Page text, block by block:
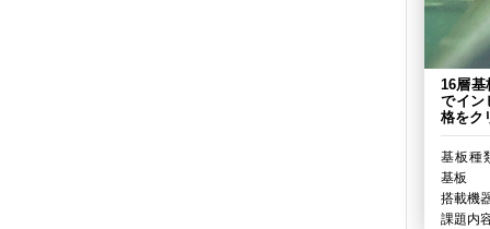
16層基
でイン
格をク
基板種
基板
搭載機
課題内